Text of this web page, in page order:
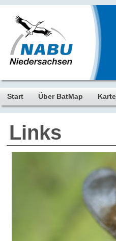
Start Über BatMap Karte
Links